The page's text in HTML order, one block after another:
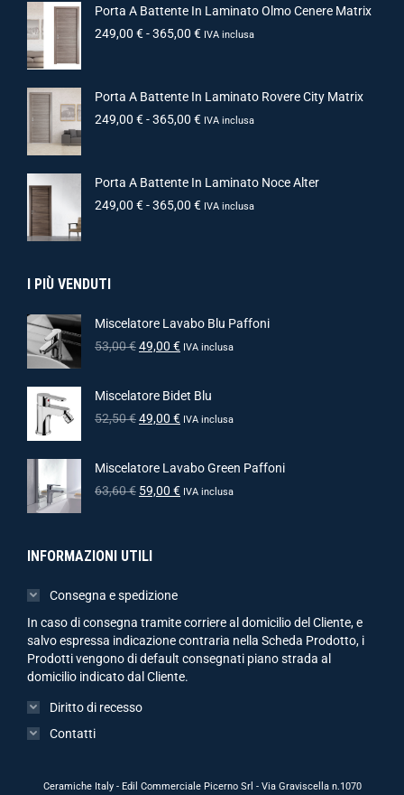
Porta A Battente In Laminato Olmo Cenere Matrix
249,00 €-365,00 € IVA inclusa
Porta A Battente In Laminato Rovere City Matrix
249,00 €-365,00 € IVA inclusa
Porta A Battente In Laminato Noce Alter
249,00 €-365,00 € IVA inclusa
I PIÙ VENDUTI
Miscelatore Lavabo Blu Paffoni
53,00€49,00 € IVA inclusa
Miscelatore Bidet Blu
52,50€49,00 € IVA inclusa
Miscelatore Lavabo Green Paffoni
63,60€ 59,00 € IVA inclusa
INFORMAZIONI UTILI
Consegna e spedizione
In caso di consegna tramite corriere al domicilio del Cliente, e
salvo espressa indicazione contraria nella Scheda Prodotto, i
Prodotti vengono di default consegnati piano strada al
domicilio indicato dal Cliente.
Diritto di recesso
Contatti
Ceramiche Italy - Edil Commerciale Picerno Srl - Via Graviscella n.1070